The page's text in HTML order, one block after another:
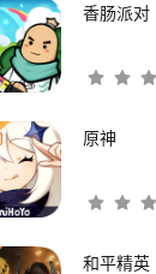
香肠派对
原神
和平精英